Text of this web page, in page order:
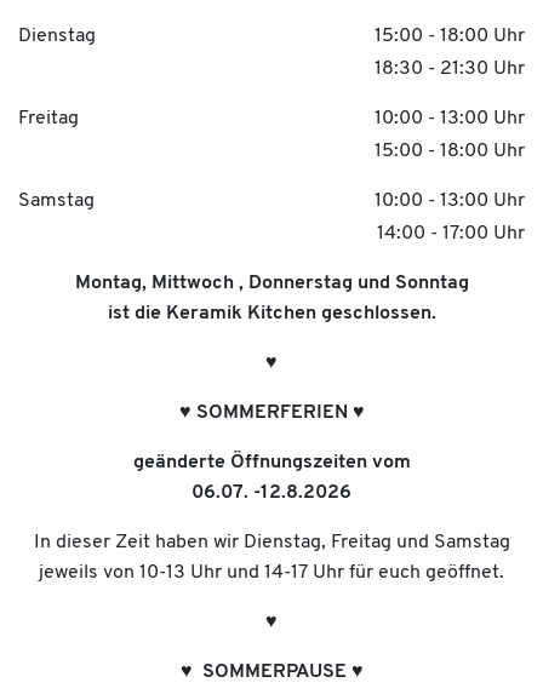
Dienstag
15:00 - 18:00 Uhr
18:30 - 21:30 Uhr
Freitag
10:00 - 13:00 Uhr
15:00 - 18:00 Uhr
Samstag
10:00 - 13:00 Uhr
14:00 - 17:00 Uhr
Montag, Mittwoch , Donnerstag und Sonntag
ist die Keramik Kitchen geschlossen.
♥︎
♥︎ SOMMERFERIEN ♥︎
geänderte Öffnungszeiten vom
06.07. -12.8.2026
In dieser Zeit haben wir Dienstag, Freitag und Samstag
jeweils von 10-13 Uhr und 14-17 Uhr für euch geöffnet.
♥︎
♥︎ SOMMERPAUSE ♥︎